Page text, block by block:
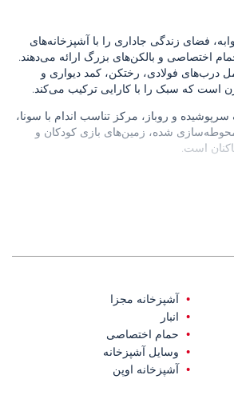
آپارتمان‌های ۲ و ۳ خوابه، فضای زندگی جاداری را با آشپزخانه‌های
اختصاصی و بالکن‌های بزرگ ارائه می‌دهند.
درب‌های فولادی، رختکن، کمد دیواری و
است که سبک را با کارایی ترکیب می‌کند.
سرپوشیده و روباز، مرکز تناسب اندام با سونا،
شده، زمین‌های بازی کودکان و
است.
شده است، به دلیل آب و هوای معتدل، طراحی
آشپزخانه مجزا
انبار
حمام اختصاصی
وسایل آشپزخانه
آشپزخانه اوپن